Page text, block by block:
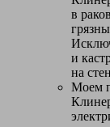
в
и
на
Моем